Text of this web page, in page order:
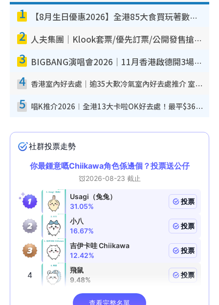
1 【8月生日優惠2026】全港85大食買玩著數攻略 自助餐/火鍋放題同行免費＋誠品/DONKI送現金券
2 人夫集團｜Klook套票/優先訂票/公開發售搶飛攻略！附票價.購票連結.場地座位表
3 BIGBANG演唱會2026｜11月香港啟德開3場！實名制VIP申請、優先購票攻略
4 香港室內好去處｜逾35大歎冷氣室內好去處推介 室內活動免費避雨無懼落雨
5 唱K推介2026︱全港13大卡啦OK好去處！最平$36起 日文K都有！(附地址+收費詳情)